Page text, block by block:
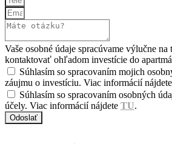
Vaše osobné údaje spracúvame výlučne
kontaktovať ohľadom investície do
Súhlasím so spracovaním mojich
záujmu o investíciu. Viac informácií nájdete
Súhlasím so spracovaním osobných
účely. Viac informácií nájdete TU.
Odoslať